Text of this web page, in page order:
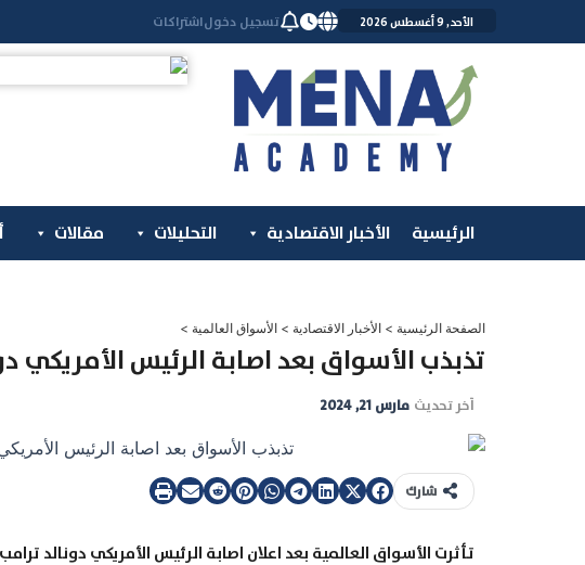
إلى
الأحد, 9 أغسطس 2026 تسجيل دخولاشتراكات
الرئيسية الأخبار الاقتصادية التحليلات مقالات
الصفحة الرئيسية > الأخبار الاقتصادية > الأسواق العالمية >
تذبذب الأسواق بعد اصابة الرئيس الأمريكي
آخر تحديث مارس 21, 2024
شارك
تأثرت الأسواق العالمية بعد اعلان اصابة الرئيس الأمريكي دونالد